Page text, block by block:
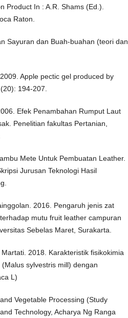
Product In : A.R. Shams (Ed.).
Raton.
Sayuran dan Buah-buahan (teori dan
Apple pectic gel produced by
194-207.
Efek Penambahan Rumput Laut
Penelitian fakultas Pertanian,
Mete Untuk Pembuatan Leather.
Jurusan Teknologi Hasil
2016. Pengaruh jenis zat
mutu fruit leather campuran
Sebelas Maret, Surakarta.
2018. Karakteristik fisikokimia
sylvestris mill) dengan
L)
Vegetable Processing (Study
Technology, Acharya Ng Ranga